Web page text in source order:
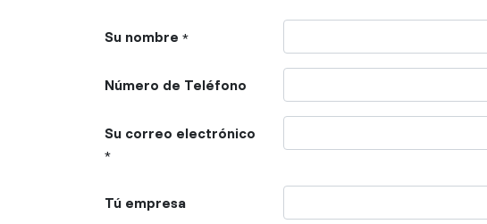
Su nombre *
Número de Teléfono
Su correo electrónico
*
Tú empresa